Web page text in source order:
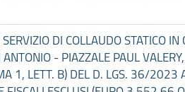
DI COLLAUDO STATICO IN
ANTONIO - PIAZZALE PAUL
1, LETT. B) DEL D. LGS. 36/